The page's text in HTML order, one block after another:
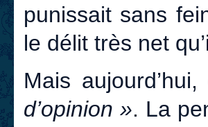
punissait sans
le délit très net
Mais
d’opinion ». La